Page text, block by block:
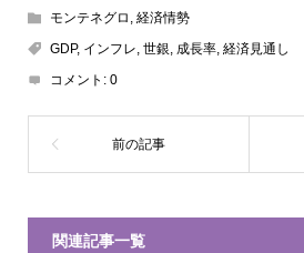
モンテネグロ , 経済情勢
GDP, インフレ, 世銀, 成長率, 経済見通し
コメント: 0
関連記事一覧